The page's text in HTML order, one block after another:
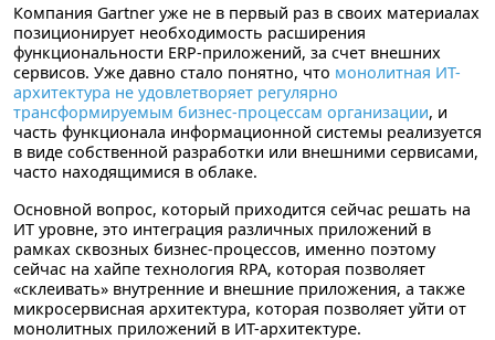
Компания Gartner уже не в первый раз в своих материалах
позиционирует необходимость расширения
функциональности ERP-приложений, за счет внешних
сервисов. Уже давно стало понятно, что монолитная ИТ-
архитектура не удовлетворяет регулярно
трансформируемым бизнес-процессам организации, и
часть функционала информационной системы реализуется
в виде собственной разработки или внешними сервисами,
часто находящимися в облаке.
Основной вопрос, который приходится сейчас решать на
ИТ уровне, это интеграция различных приложений в
рамках сквозных бизнес-процессов, именно поэтому
сейчас на хайпе технология RPA, которая позволяет
«склеивать» внутренние и внешние приложения, а также
микросервисная архитектура, которая позволяет уйти от
монолитных приложений в ИТ-архитектуре.